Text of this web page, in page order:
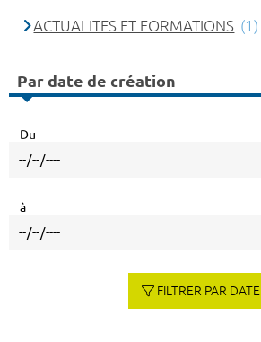
ACTUALITES ET FORMATIONS (1)
Par date de création
Du
à
FILTRER PAR DATE